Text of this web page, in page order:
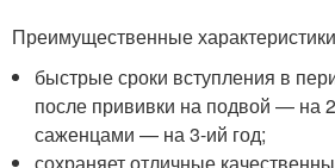
Преимущественные
быстрые сроки вступления в
после прививки на подвой — на
саженцами — на 3-ий год;